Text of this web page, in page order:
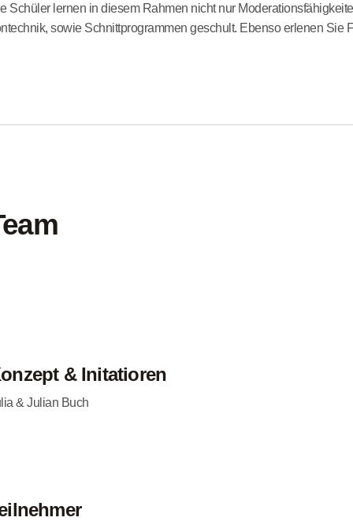
Schüler lernen in diesem Rahmen nicht nur
sowie Schnittprogrammen geschult. Ebenso erlenen Sie
& Initatioren
& Julian Buch